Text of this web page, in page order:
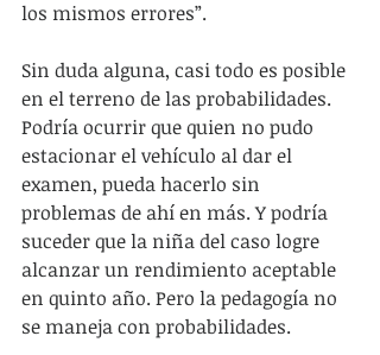
los mismos errores”.
Sin duda alguna, casi todo es posible
en el terreno de las probabilidades.
Podría ocurrir que quien no pudo
estacionar el vehículo al dar el
examen, pueda hacerlo sin
problemas de ahí en más. Y podría
suceder que la niña del caso logre
alcanzar un rendimiento aceptable
en quinto año. Pero la pedagogía no
se maneja con probabilidades.